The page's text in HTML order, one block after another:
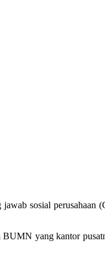
sosial perusahaan
yang kantor